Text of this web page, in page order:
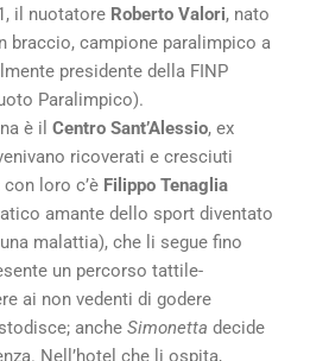
il nuotatore Roberto Valori, nato
braccio, campione paralimpico a
presidente della FINP
Paralimpico).
è il Centro Sant’Alessio, ex
ricoverati e cresciuti
loro c’è Filippo Tenaglia
amante dello sport diventato
malattia), che li segue fino
un percorso tattile-
ai non vedenti di godere
anche Simonetta decide
Nell’hotel che li ospita,